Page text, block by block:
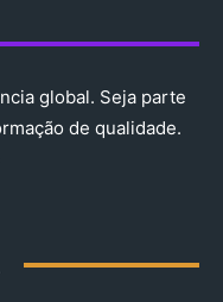
global. Seja parte
de qualidade.